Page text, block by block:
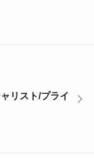
リスト/プライ